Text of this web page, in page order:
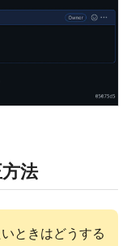
法
ときはどうする